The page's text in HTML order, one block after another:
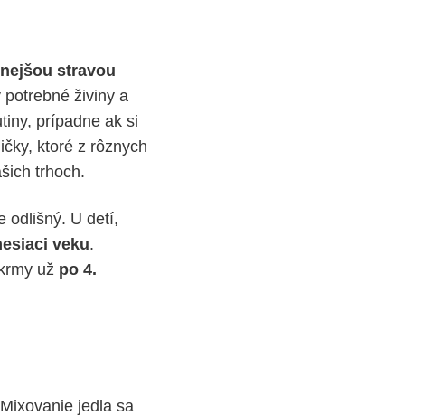
stravou
živiny a
prípadne ak si
ktoré z rôznych
trhoch.
odlišný. U detí,
veku.
už po 4.
jedla sa